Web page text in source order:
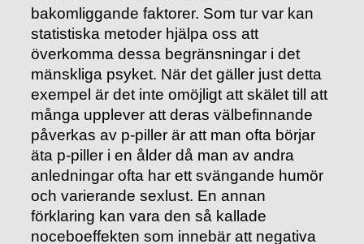
bakomliggande faktorer. Som tur var kan
statistiska metoder hjälpa oss att
överkomma dessa begränsningar i det
mänskliga psyket. När det gäller just detta
exempel är det inte omöjligt att skälet till att
många upplever att deras välbefinnande
påverkas av p-piller är att man ofta börjar
äta p-piller i en ålder då man av andra
anledningar ofta har ett svängande humör
och varierande sexlust. En annan
förklaring kan vara den så kallade
noceboeffekten som innebär att negativa